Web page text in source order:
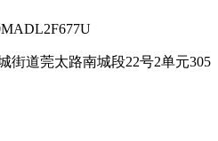
街道莞太路南城段22号2单元305